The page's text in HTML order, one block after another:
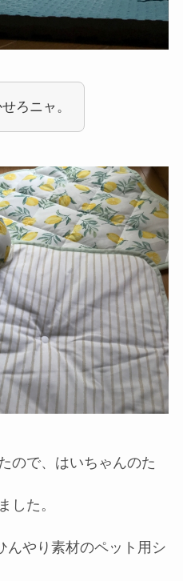
ろニャ。
ので、はいちゃんのた
した。
んやり素材のペット用シ